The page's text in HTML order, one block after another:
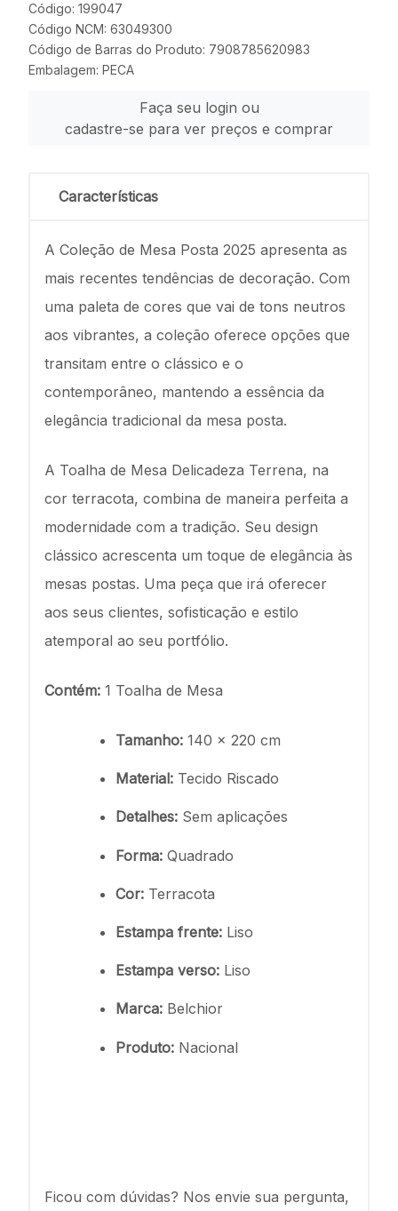
Código: 199047
Código NCM: 63049300
Código de Barras do Produto: 7908785620983
Embalagem: PECA
Faça seu login ou
cadastre-se para ver preços e comprar
Características
A Coleção de Mesa Posta 2025 apresenta as
mais recentes tendências de decoração. Com
uma paleta de cores que vai de tons neutros
aos vibrantes, a coleção oferece opções que
transitam entre o clássico e o
contemporâneo, mantendo a essência da
elegância tradicional da mesa posta.
A Toalha de Mesa Delicadeza Terrena, na
cor terracota, combina de maneira perfeita a
modernidade com a tradição. Seu design
clássico acrescenta um toque de elegância às
mesas postas. Uma peça que irá oferecer
aos seus clientes, sofisticação e estilo
atemporal ao seu portfólio.
Contém: 1 Toalha de Mesa
Tamanho: 140 x 220 cm
Material: Tecido Riscado
Detalhes: Sem aplicações
Forma: Quadrado
Cor: Terracota
Estampa frente: Liso
Estampa verso: Liso
Marca: Belchior
Produto: Nacional
Ficou com dúvidas? Nos envie sua pergunta,